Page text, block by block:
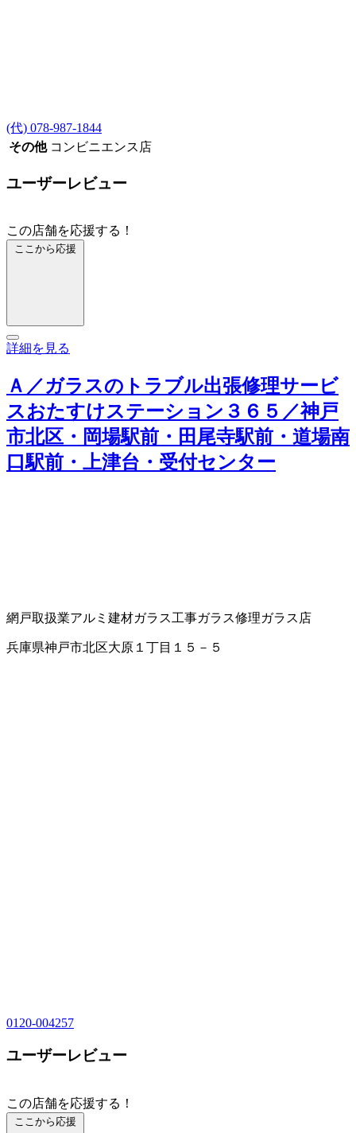
(代) 078-987-1844
その他 コンビニエンス店
ユーザーレビュー
この店舗を応援する！
ここから応援
詳細を見る
Ａ／ガラスのトラブル出張修理サービ
スおたすけステーション３６５／神戸
市北区・岡場駅前・田尾寺駅前・道場南
口駅前・上津台・受付センター
網戸取扱業アルミ建材ガラス工事ガラス修理ガラス店
兵庫県神戸市北区大原１丁目１５－５
0120-004257
ユーザーレビュー
この店舗を応援する！
ここから応援